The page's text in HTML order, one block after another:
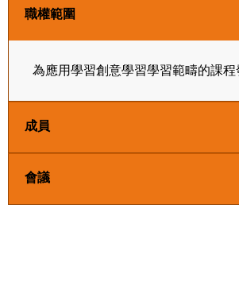
職權範圍
為應用學習創意學習學習範疇的課
成員
會議